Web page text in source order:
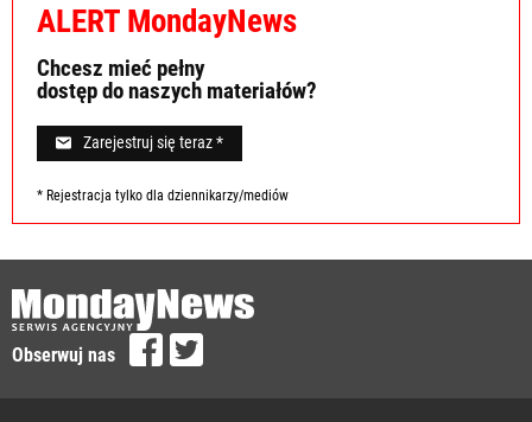
ALERT MondayNews
Chcesz mieć pełny
dostęp do naszych materiałów?
Zarejestruj się teraz *
* Rejestracja tylko dla dziennikarzy/mediów
Obserwuj nas